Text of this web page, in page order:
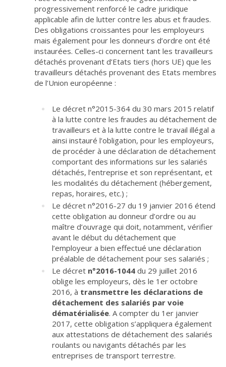
progressivement renforcé le cadre juridique
applicable afin de lutter contre les abus et fraudes.
Des obligations croissantes pour les employeurs
mais également pour les donneurs d’ordre ont été
instaurées. Celles-ci concernent tant les travailleurs
détachés provenant d’Etats tiers (hors UE) que les
travailleurs détachés provenant des Etats membres
de l’Union européenne :
Le décret n°2015-364 du 30 mars 2015 relatif
à la lutte contre les fraudes au détachement de
travailleurs et à la lutte contre le travail illégal a
ainsi instauré l’obligation, pour les employeurs,
de procéder à une déclaration de détachement
comportant des informations sur les salariés
détachés, l’entreprise et son représentant, et
les modalités du détachement (hébergement,
repas, horaires, etc.) ;
Le décret n°2016-27 du 19 janvier 2016 étend
cette obligation au donneur d’ordre ou au
maître d’ouvrage qui doit, notamment, vérifier
avant le début du détachement que
l’employeur a bien effectué une déclaration
préalable de détachement pour ses salariés ;
Le décret n°2016-1044 du 29 juillet 2016
oblige les employeurs, dès le 1 er octobre
2016, à transmettre les déclarations de
détachement des salariés par voie
dématérialisée. A compter du 1 er janvier
2017, cette obligation s’appliquera également
aux attestations de détachement des salariés
roulants ou navigants détachés par les
entreprises de transport terrestre.